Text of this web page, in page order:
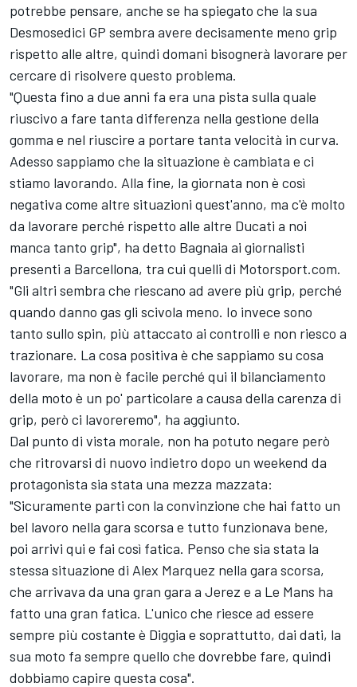
potrebbe pensare, anche se ha spiegato che la sua
Desmosedici GP sembra avere decisamente meno grip
rispetto alle altre, quindi domani bisognerà lavorare per
cercare di risolvere questo problema.
"Questa fino a due anni fa era una pista sulla quale
riuscivo a fare tanta differenza nella gestione della
gomma e nel riuscire a portare tanta velocità in curva.
Adesso sappiamo che la situazione è cambiata e ci
stiamo lavorando. Alla fine, la giornata non è così
negativa come altre situazioni quest'anno, ma c'è molto
da lavorare perché rispetto alle altre Ducati a noi
manca tanto grip", ha detto Bagnaia ai giornalisti
presenti a Barcellona, tra cui quelli di Motorsport.com.
"Gli altri sembra che riescano ad avere più grip, perché
quando danno gas gli scivola meno. Io invece sono
tanto sullo spin, più attaccato ai controlli e non riesco a
trazionare. La cosa positiva è che sappiamo su cosa
lavorare, ma non è facile perché qui il bilanciamento
della moto è un po' particolare a causa della carenza di
grip, però ci lavoreremo", ha aggiunto.
Dal punto di vista morale, non ha potuto negare però
che ritrovarsi di nuovo indietro dopo un weekend da
protagonista sia stata una mezza mazzata:
"Sicuramente parti con la convinzione che hai fatto un
bel lavoro nella gara scorsa e tutto funzionava bene,
poi arrivi qui e fai così fatica. Penso che sia stata la
stessa situazione di Alex Marquez nella gara scorsa,
che arrivava da una gran gara a Jerez e a Le Mans ha
fatto una gran fatica. L'unico che riesce ad essere
sempre più costante è Diggia e soprattutto, dai dati, la
sua moto fa sempre quello che dovrebbe fare, quindi
dobbiamo capire questa cosa".